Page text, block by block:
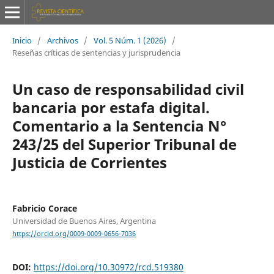
Inicio / Archivos / Vol. 5 Núm. 1 (2026)
/
Reseñas críticas de sentencias y jurisprudencia
Un caso de responsabilidad civil
bancaria por estafa digital.
Comentario a la Sentencia N°
243/25 del Superior Tribunal de
Justicia de Corrientes
Fabricio Corace
Universidad de Buenos Aires, Argentina
https://orcid.org/0009-0009-0656-7036
DOI: https://doi.org/10.30972/rcd.519380